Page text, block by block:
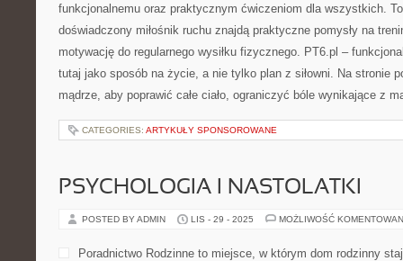
funkcjonalnemu oraz praktycznym ćwiczeniom dla wszystkich.
doświadczony miłośnik ruchu znajdą praktyczne pomysły na
motywację do regularnego wysiłku fizycznego. PT6.pl –
tutaj jako sposób na życie, a nie tylko plan z siłowni. Na stronie
mądrze, aby poprawić całe ciało, ograniczyć bóle wynikające z
CATEGORIES: ARTYKUŁY SPONSOROWANE
PSYCHOLOGIA I NASTOLATKI
POSTED BY ADMIN LIS - 29 - 2025 MOŻLIWOŚĆ
Poradnictwo Rodzinne to miejsce, w którym dom rodzinny